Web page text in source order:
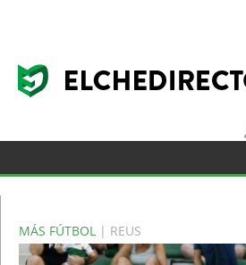
MÁS FÚTBOL | REUS